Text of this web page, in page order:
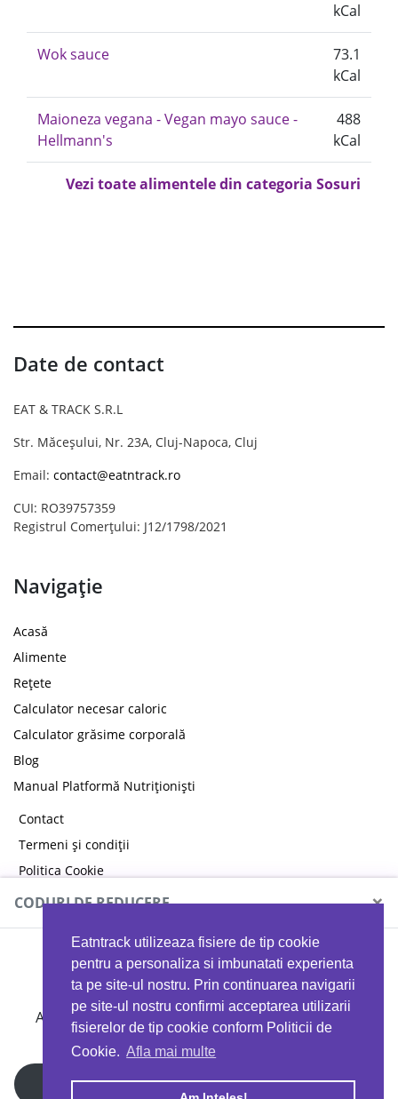
Eatntrack utilizeaza fisiere de tip cookie
pentru a personaliza si imbunatati experienta
ta pe site-ul nostru. Prin continuarea navigarii
pe site-ul nostru confirmi acceptarea utilizarii
fisierelor de tip cookie conform Politicii de
Cookie. Afla mai multe
kCal
Wok sauce
73.1
kCal
Maioneza vegana - Vegan mayo sauce -
Hellmann's
488
kCal
Vezi toate alimentele din categoria Sosuri
Date de contact
EAT & TRACK S.R.L
Str. Măceșului, Nr. 23A, Cluj-Napoca, Cluj
Email: contact@eatntrack.ro
CUI: RO39757359
Registrul Comerțului: J12/1798/2021
Navigație
Acasă
Alimente
Rețete
Calculator necesar caloric
Calculator grăsime corporală
Blog
Manual Platformă Nutriționiști
Contact
Termeni și condiții
Politica Cookie
Politica de confidențialitate
CODURI DE REDUCERE ×
MYPROTEIN
Ai 40%reducere la orice comandă folosind codul
EATTRACK
Profită acum